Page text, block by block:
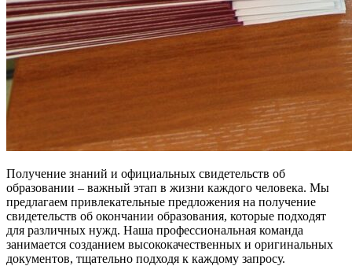
Получение знаний и официальных свидетельств об
образовании – важный этап в жизни каждого человека. Мы
предлагаем привлекательные предложения на получение
свидетельств об окончании образования, которые подходят
для различных нужд. Наша профессиональная команда
занимается созданием высококачественных и оригинальных
документов, тщательно подходя к каждому запросу.